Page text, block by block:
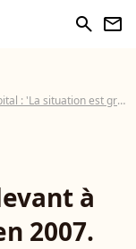
search newsletter
situation est grave cette fois'
à
2007.